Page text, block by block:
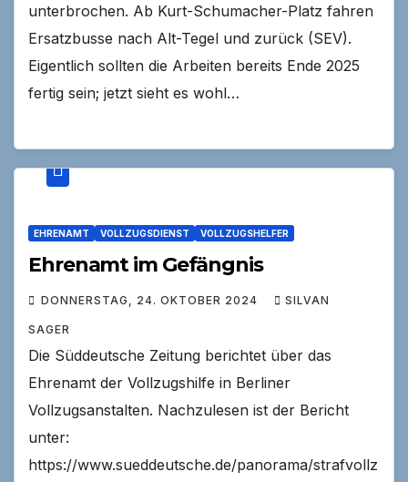
unterbrochen. Ab Kurt-Schumacher-Platz fahren
Ersatzbusse nach Alt-Tegel und zurück (SEV).
Eigentlich sollten die Arbeiten bereits Ende 2025
fertig sein; jetzt sieht es wohl…
EHRENAMT VOLLZUGSDIENST VOLLZUGSHELFER
Ehrenamt im Gefängnis
DONNERSTAG, 24. OKTOBER 2024 SILVAN
SAGER
Die Süddeutsche Zeitung berichtet über das
Ehrenamt der Vollzugshilfe in Berliner
Vollzugsanstalten. Nachzulesen ist der Bericht
unter:
https://www.sueddeutsche.de/panorama/strafvollz